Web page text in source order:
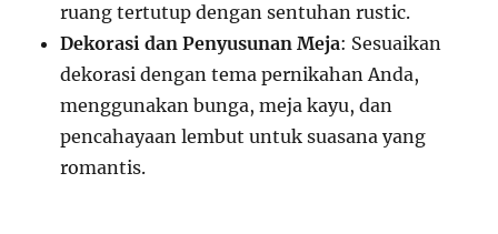
ruang tertutup dengan sentuhan rustic.
Dekorasi dan Penyusunan Meja: Sesuaikan
dekorasi dengan tema pernikahan Anda,
menggunakan bunga, meja kayu, dan
pencahayaan lembut untuk suasana yang
romantis.